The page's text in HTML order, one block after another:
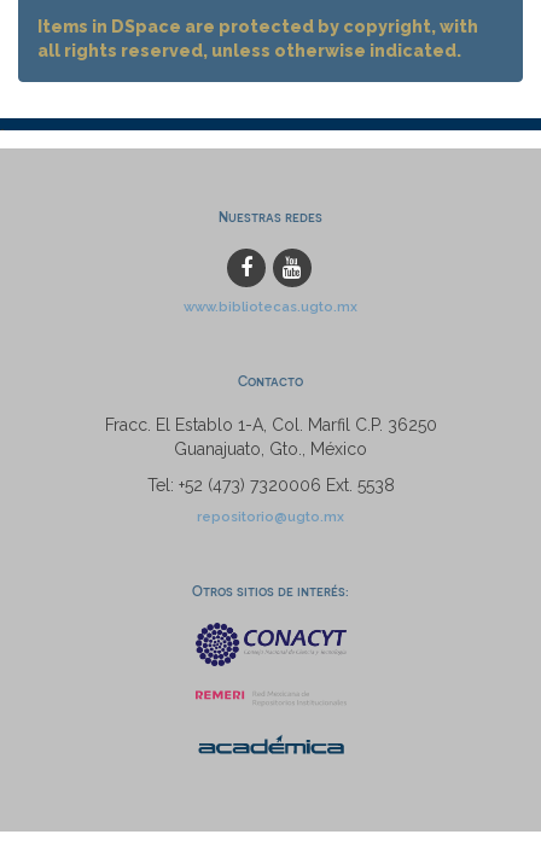
Items in DSpace are protected by copyright, with
all rights reserved, unless otherwise indicated.
Nuestras redes
www.bibliotecas.ugto.mx
Contacto
Fracc. El Establo 1-A, Col. Marfil C.P. 36250
Guanajuato, Gto., México
Tel: +52 (473) 7320006 Ext. 5538
repositorio@ugto.mx
Otros sitios de interés: